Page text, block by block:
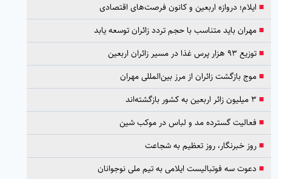
■ ایلام؛ دروازه اربعین و کانون فرصت‌های اقتصادی
■مهران باید متناسب با حجم تردد زائران توسعه یابد
■توزیع ۹۳ هزار پرس غذا در مسیر زائران اربعین
■موج بازگشت زائران از مرز بین‌المللی مهران
■۳ میلیون زائر اربعین به کشور بازگشته‌اند
■فعالیت گسترده مد و لباس در موکب شین
■روز خبرنگار، روز تعظیم به شجاعت
■دعوت سه فوتبالیست ایلامی به تیم ملی نوجوانان